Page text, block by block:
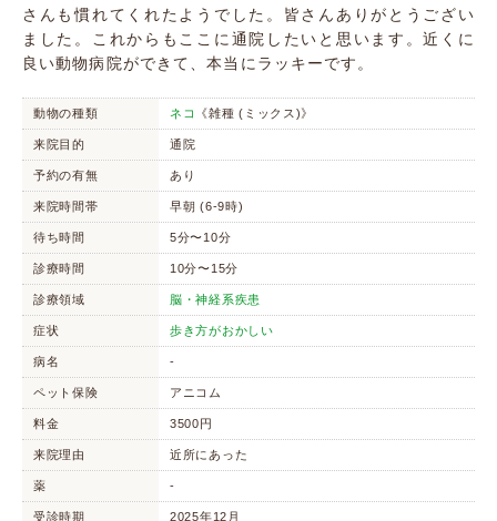
さんも慣れてくれたようでした。皆さんありがとうござい
ました。これからもここに通院したいと思います。近くに
良い動物病院ができて、本当にラッキーです。
動物の種類 ネコ 《雑種 (ミックス)》
来院目的 通院
予約の有無 あり
来院時間帯 早朝 (6-9時)
待ち時間 5分〜10分
診療時間 10分〜15分
診療領域 脳・神経系疾患
症状 歩き方がおかしい
病名 -
ペット保険 アニコム
料金 3500円
来院理由 近所にあった
薬 -
受診時期 2025年12月